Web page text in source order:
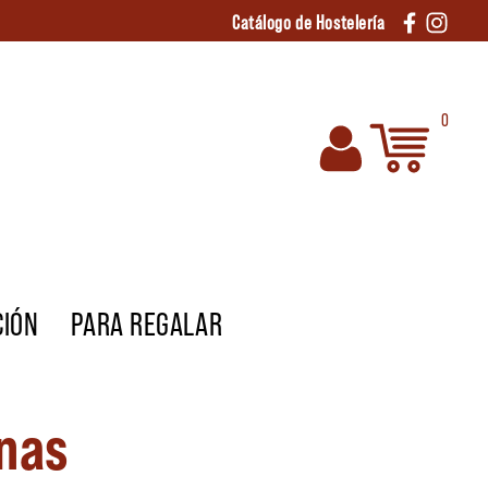
Catálogo de Hostelería
0
PARA REGALAR